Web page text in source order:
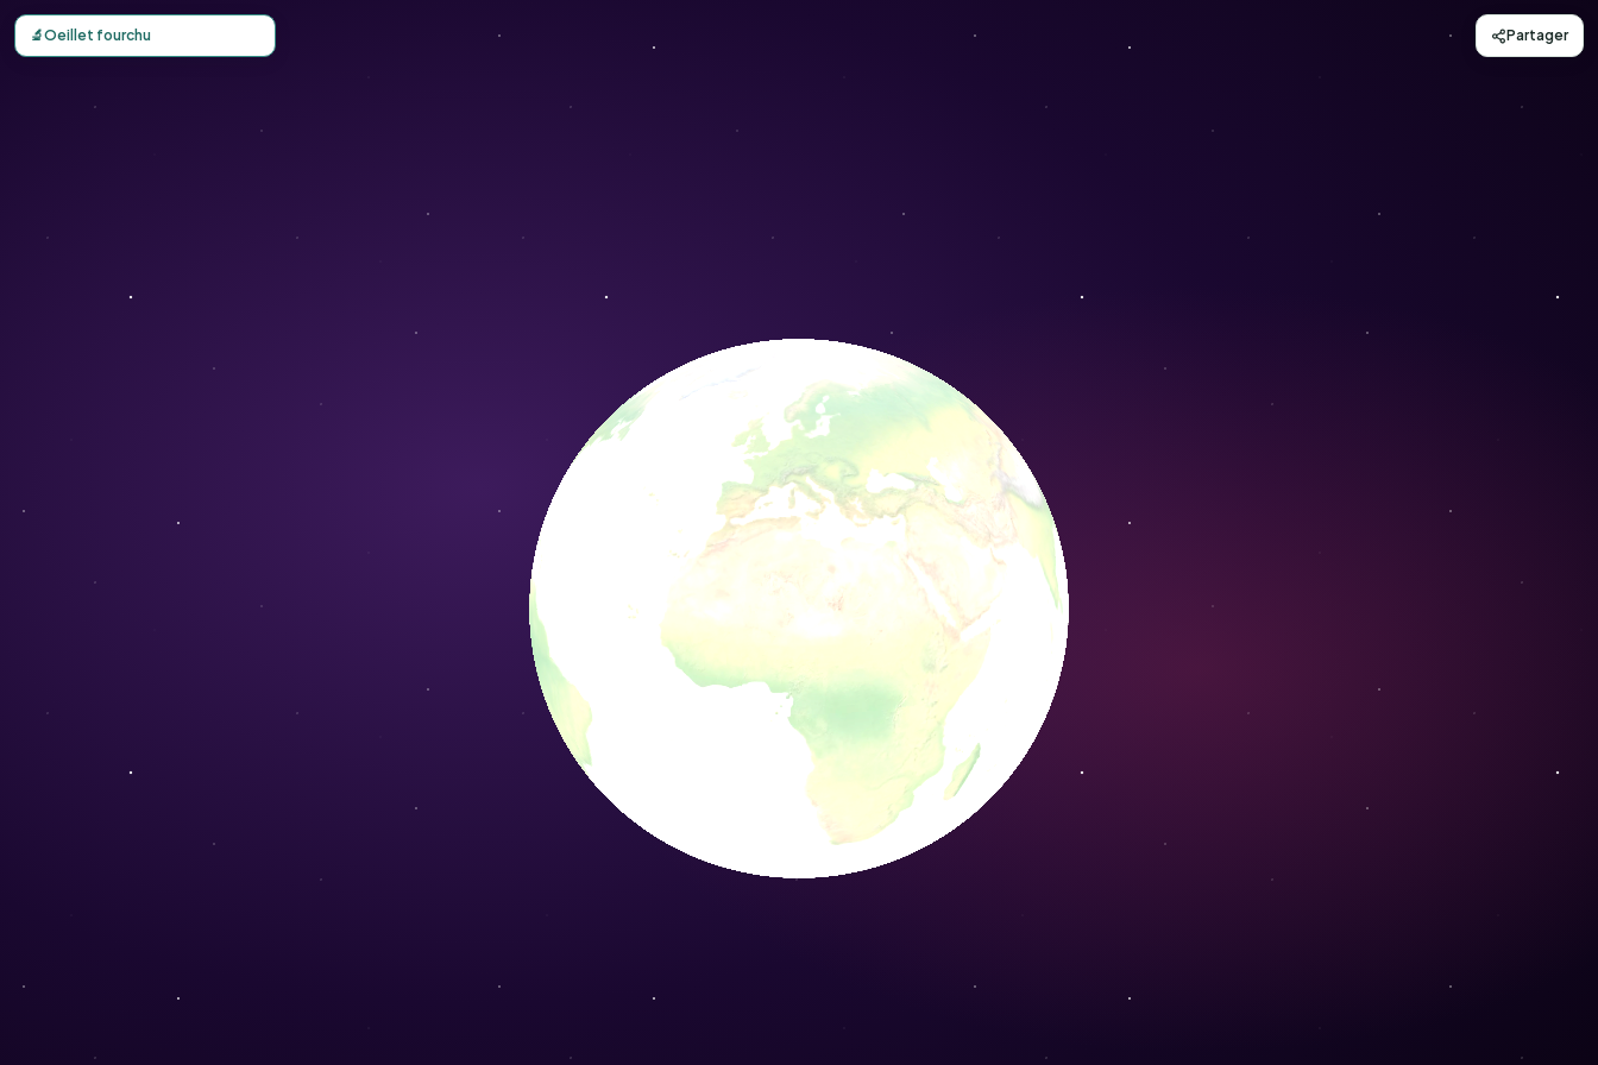
Carte d'observation du Oeillet fourchu (Dianthus furcatus) - Conservation Nature
🔬Oeillet fourchu Partager